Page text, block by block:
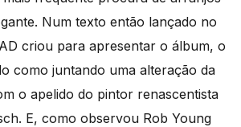
Num texto então lançado no
criou para apresentar o álbum, o
como juntando uma alteração da
o apelido do pintor renascentista
E, como observou Rob Young